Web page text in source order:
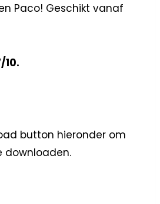
Paco! Geschikt vanaf
10.
button hieronder om
downloaden.